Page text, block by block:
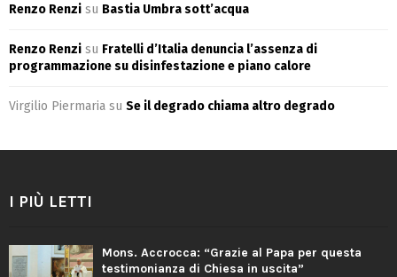
Renzo Renzi su Bastia Umbra sott’acqua
Renzo Renzi su Fratelli d’Italia denuncia l’assenza di
programmazione su disinfestazione e piano calore
Virgilio Piermaria su Se il degrado chiama altro degrado
I PIÙ LETTI
Mons. Accrocca: “Grazie al Papa per questa
testimonianza di Chiesa in uscita”